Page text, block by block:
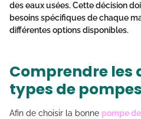
des eaux usées. Cette décision
besoins spécifiques de chaque
différentes options disponibles.
Comprendre les
types de
Afin de choisir la bonne pompe